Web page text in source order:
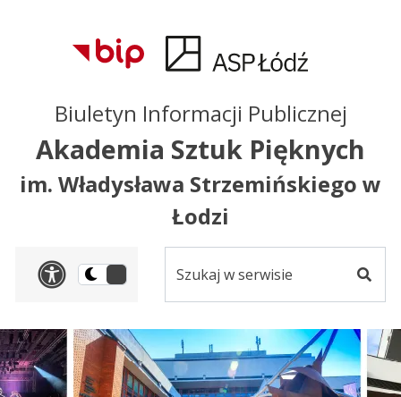
Przejdź do
głównego menu
Przejdź do treści
Przejdź do mapy
serwisu
Biuletyn Informacji Publicznej
Akademia Sztuk Pięknych
im. Władysława Strzemińskiego w
Łodzi
Panel dostosowania
Przełącz
ciemną
serwisie